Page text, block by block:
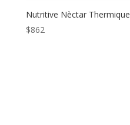
Nutritive Nèctar Thermique
$862